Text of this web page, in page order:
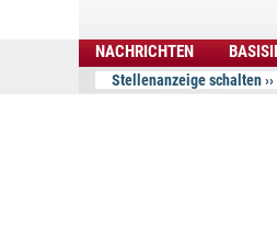
NACHRICHTEN
Stellenanzeige schalten